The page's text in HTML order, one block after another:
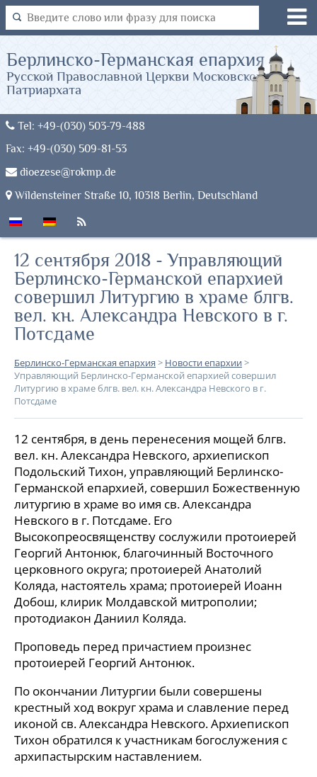
Tel: +49-(030) 503-79-488
Fax: +49-(030) 509-81-53
dioezese@rokmp.de
Wildensteiner Straße 10, 10318 Berlin, Deutschland
Берлинско-Германская епархия
Русской Православной Церкви Московского
Патриархата
12 сентября 2018 - Управляющий
Берлинско-Германской епархией
совершил Литургию в храме блгв.
вел. кн. Александра Невского в г.
Потсдаме
Берлинско-Германская епархия > Новости епархии>
Управляющий Берлинско-Германской епархией совершил
Литургию в храме блгв. вел. кн. Александра Невского в г.
Потсдаме
12 сентября, в день перенесения мощей блгв.
вел. кн. Александра Невского, архиепископ
Подольский Тихон, управляющий Берлинско-
Германской епархией, совершил Божественную
литургию в храме во имя св. Александра
Невского в г. Потсдаме. Его
Высокопреосвященству сослужили протоиерей
Георгий Антонюк, благочинный Восточного
церковного округа; протоиерей Анатолий
Коляда, настоятель храма; протоиерей Иоанн
Добош, клирик Молдавской митрополии;
протодиакон Даниил Коляда.
Проповедь перед причастием произнес
протоиерей Георгий Антонюк.
По окончании Литургии были совершены
крестный ход вокруг храма и славление перед
иконой св. Александра Невского. Архиепископ
Тихон обратился к участникам богослужения с
архипастырским наставлением.